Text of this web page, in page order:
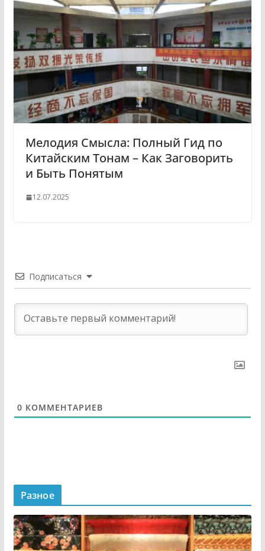
Мелодия Смысла: Полный Гид по
Китайским Тонам – Как Заговорить
и Быть Понятым
12.07.2025
Подписаться
0 КОММЕНТАРИЕВ
Разное